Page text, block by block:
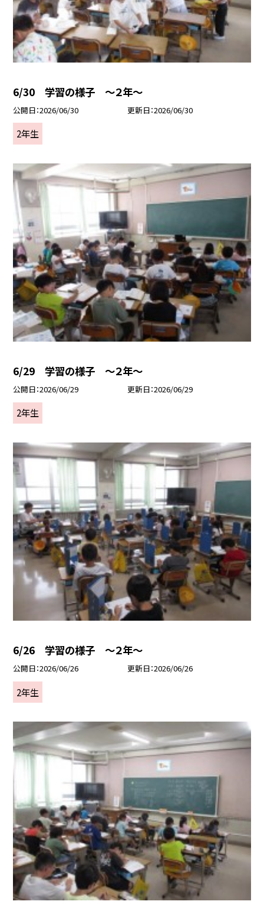
6/30 学習の様子 ～２年～
公開日 2026/06/30 更新日 2026/06/30
2年生
6/29 学習の様子 ～２年～
公開日 2026/06/29 更新日 2026/06/29
2年生
6/26 学習の様子 ～２年～
公開日 2026/06/26 更新日 2026/06/26
2年生